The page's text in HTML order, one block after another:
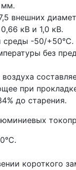
мм.
внешних
кВ и 1,0 кВ.
среды -50/+50°С.
без
при
до старения.
короткого